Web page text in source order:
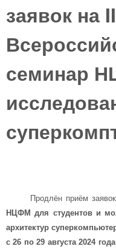
заявок на II
семинар
Продлён приём заявок
НЦФМ для студентов и
архитектур
с 26 по 29 августа 2024